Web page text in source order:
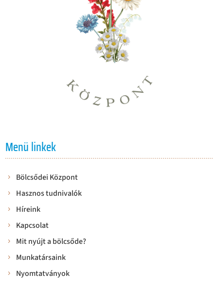
Menü linkek
Bölcsődei Központ
Hasznos tudnivalók
Híreink
Kapcsolat
Mit nyújt a bölcsőde?
Munkatársaink
Nyomtatványok